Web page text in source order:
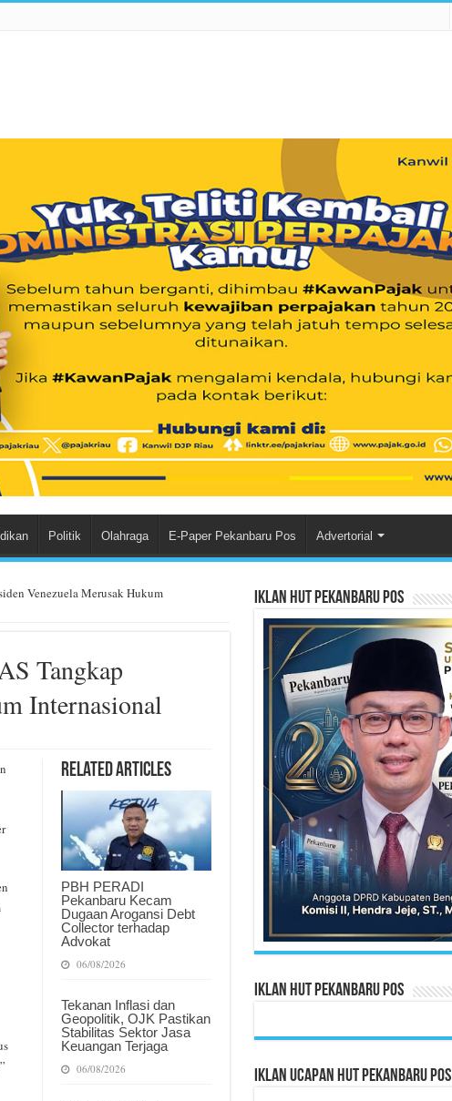
Politik Olahraga E-Paper Pekanbaru Pos Advertorial
Venezuela Merusak Hukum
Tangkap
Internasional
Related Articles
PBH PERADI
Pekanbaru Kecam
Dugaan Arogansi Debt
Collector terhadap
Advokat
06/08/2026
Tekanan Inflasi dan
Geopolitik, OJK Pastikan
Stabilitas Sektor Jasa
Keuangan Terjaga
06/08/2026
Iklan HUT Pekanbaru Pos
Iklan HUT Pekanbaru Pos
Iklan Ucapan HUT Pekanbaru Pos